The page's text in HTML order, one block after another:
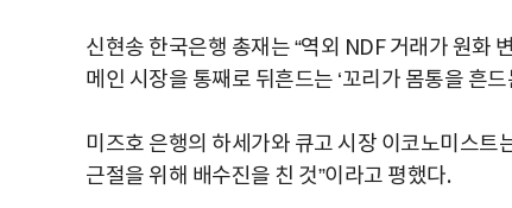
신현송 한국은행 총재는 “역외 NDF 거래가 원화
메인 시장을 통째로 뒤흔드는 ‘꼬리가 몸통을 흔
미즈호 은행의 하세가와 큐고 시장 이코노미스트
근절을 위해 배수진을 친 것”이라고 평했다.